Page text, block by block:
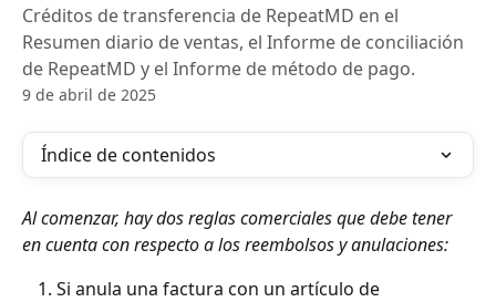
Créditos de transferencia de RepeatMD en el
Resumen diario de ventas, el Informe de conciliación
de RepeatMD y el Informe de método de pago.
9 de abril de 2025
Índice de contenidos
Al comenzar, hay dos reglas comerciales que debe tener
en cuenta con respecto a los reembolsos y anulaciones:
Si anula una factura con un artículo de